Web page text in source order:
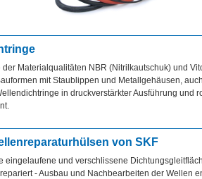
Materialqualitäten NBR (Nitrilkautschuk) und
mit Staublippen und Metallgehäusen,
in druckverstärkter Ausführung und
von SKF
eingelaufene und verschlissene
- Ausbau und Nachbearbeiten der Wellen